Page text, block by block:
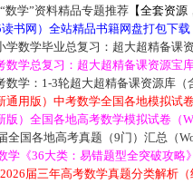
数学”资料精品专题推荐【全套资源
读书网）全站精品书籍网盘打包下
学数学毕业总复习：超大超精备课
数学总复习：超大超精备课资源宝
数学：1-3轮超大超精备课资源库（
通用版）中考数学全国各地模拟试
版）全国各地高考数学模拟试卷（
全国各地高考真题（9门）汇总（
学《36大类：易错题型全突破攻略
届三年高考数学真题分类解析（